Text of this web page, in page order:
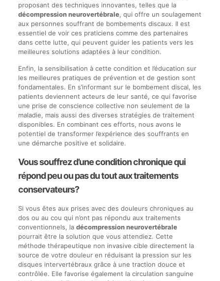
proposant des techniques innovantes, telles que la
décompression neurovertébrale, qui offre un soulagement
aux personnes souffrant de bombements discaux. Il est
essentiel de voir ces praticiens comme des partenaires
dans cette lutte, qui peuvent guider les patients vers les
meilleures solutions adaptées à leur condition.
Enfin, la sensibilisation à cette condition et l’éducation sur
les meilleures pratiques de prévention et de gestion sont
fondamentales. En s’informant sur le bombement discal, les
patients deviennent acteurs de leur santé, ce qui favorise
une prise de conscience collective non seulement de la
maladie, mais aussi des diverses stratégies de traitement
disponibles. En combinant ces efforts, nous avons le
potentiel de transformer l’expérience des souffrants en
une démarche positive et solidaire.
Vous souffrez d’une condition chronique qui
répond peu ou pas du tout aux traitements
conservateurs?
Si vous êtes aux prises avec des douleurs chroniques au
dos ou au cou qui n’ont pas répondu aux traitements
conventionnels, la décompression neurovertébrale
pourrait être la solution que vous attendiez. Cette
méthode thérapeutique non invasive cible directement la
source de votre douleur en réduisant la pression sur les
disques intervertébraux grâce à une traction douce et
contrôlée. Elle favorise également la circulation sanguine